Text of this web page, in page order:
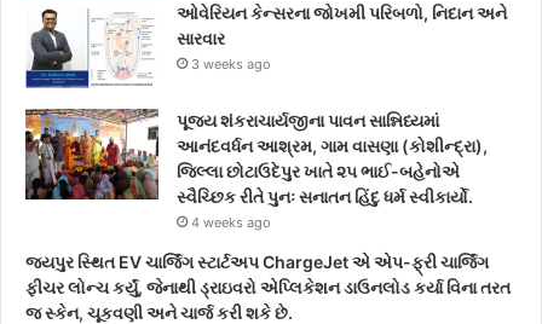
ઓવેરિયન કેન્સરના જોખમી પરિબળો, નિદાન અને
સારવાર
3 weeks ago
પૂજ્ય શંકરાચાર્યજીના પાવન સાન્નિધ્યમાં
આનંદવર્ધન આશ્રમ, ગામ વાસણા (કોશીન્દ્રા),
જિલ્લા છોટાઉદેપુર ખાતે ૨૫ ભાઈ-બહેનોએ
સ્વૈચ્છિક રીતે પુનઃ સનાતન હિંદુ ધર્મ સ્વીકાર્યો.
4 weeks ago
જયપુર સ્થિત EV ચાર્જિંગ સ્ટાર્ટઅપ ChargeJet એ એપ-ફ્રી ચાર્જિંગ
ફીચર લોન્ચ કર્યું, જેનાથી ડ્રાઇવરો એપ્લિકેશન ડાઉનલોડ કર્યા વિના તરત
જ સ્કેન, ચૂકવણી અને ચાર્જ કરી શકે છે.